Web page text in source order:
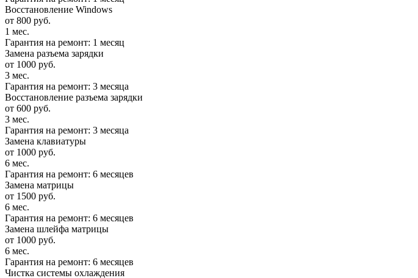
Восстановление Windows
от 800 руб.
1 мес.
Гарантия на ремонт: 1 месяц
Замена разъема зарядки
от 1000 руб.
3 мес.
Гарантия на ремонт: 3 месяца
Восстановление разъема зарядки
от 600 руб.
3 мес.
Гарантия на ремонт: 3 месяца
Замена клавиатуры
от 1000 руб.
6 мес.
Гарантия на ремонт: 6 месяцев
Замена матрицы
от 1500 руб.
6 мес.
Гарантия на ремонт: 6 месяцев
Замена шлейфа матрицы
от 1000 руб.
6 мес.
Гарантия на ремонт: 6 месяцев
Чистка системы охлаждения